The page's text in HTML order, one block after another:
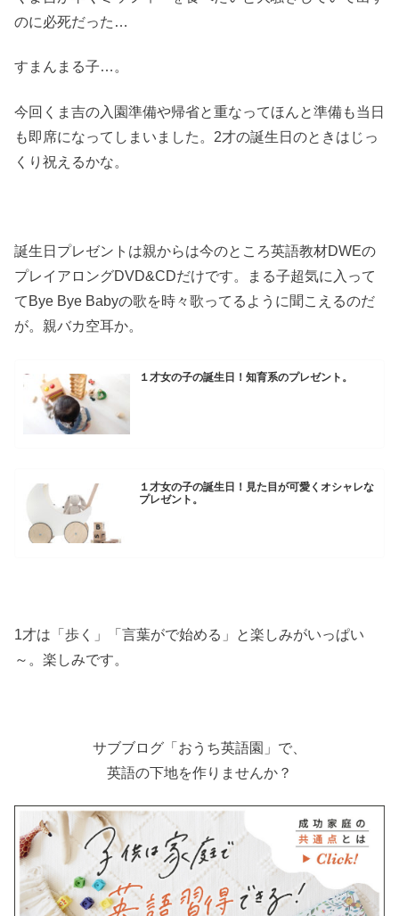
のに必死だった…
すまんまる子…。
今回くま吉の入園準備や帰省と重なってほんと準備も当日
も即席になってしまいました。2才の誕生日のときはじっ
くり祝えるかな。
誕生日プレゼントは親からは今のところ英語教材DWEの
プレイアロングDVD&CDだけです。まる子超気に入って
てBye Bye Babyの歌を時々歌ってるように聞こえるのだ
が。親バカ空耳か。
１才女の子の誕生日！知育系のプレゼント。
１才女の子の誕生日！見た目が可愛くオシャレな
プレゼント。
1才は「歩く」「言葉がで始める」と楽しみがいっぱい
～。楽しみです。
サブブログ「おうち英語園」で、
英語の下地を作りませんか？